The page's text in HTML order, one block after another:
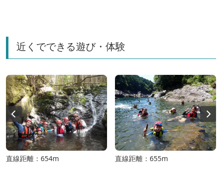
近くでできる遊び・体験
直線距離：654m 直線距離：655m